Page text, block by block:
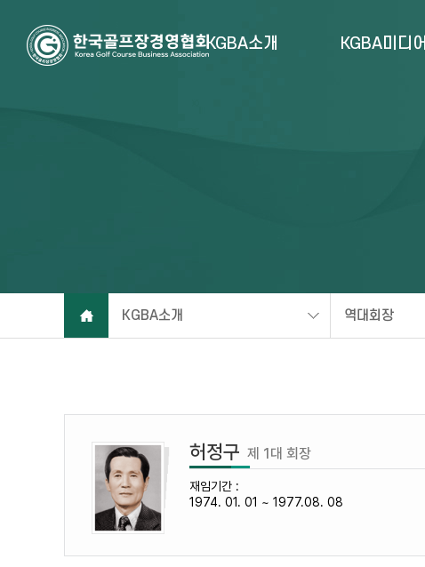
KGBA소개 KGBA미디어
KGBA소개 역대회장
허정구 제 1대 회장
재임기간 :
1974. 01. 01 ~ 1977.08. 08